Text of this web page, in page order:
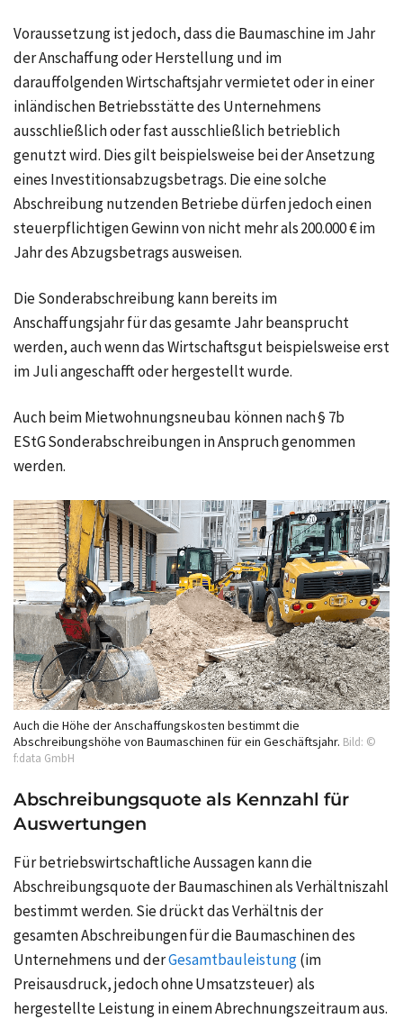
Voraussetzung ist jedoch, dass die Baumaschine im Jahr
der Anschaffung oder Herstellung und im
darauffolgenden Wirtschaftsjahr vermietet oder in einer
inländischen Betriebsstätte des Unternehmens
ausschließlich oder fast ausschließlich betrieblich
genutzt wird. Dies gilt beispielsweise bei der Ansetzung
eines Investitionsabzugsbetrags. Die eine solche
Abschreibung nutzenden Betriebe dürfen jedoch einen
steuerpflichtigen Gewinn von nicht mehr als 200.000 € im
Jahr des Abzugsbetrags ausweisen.
Die Sonderabschreibung kann bereits im
Anschaffungsjahr für das gesamte Jahr beansprucht
werden, auch wenn das Wirtschaftsgut beispielsweise erst
im Juli angeschafft oder hergestellt wurde.
Auch beim Mietwohnungsneubau können nach § 7b
EStG Sonderabschreibungen in Anspruch genommen
werden.
Auch die Höhe der Anschaffungskosten bestimmt die
Abschreibungshöhe von Baumaschinen für ein Geschäftsjahr. Bild: ©
f:data GmbH
Abschreibungsquote als Kennzahl für
Auswertungen
Für betriebswirtschaftliche Aussagen kann die
Abschreibungsquote der Baumaschinen als Verhältniszahl
bestimmt werden. Sie drückt das Verhältnis der
gesamten Abschreibungen für die Baumaschinen des
Unternehmens und derGesamtbauleistung(im
Preisausdruck, jedoch ohne Umsatzsteuer) als
hergestellte Leistung in einem Abrechnungszeitraum aus.